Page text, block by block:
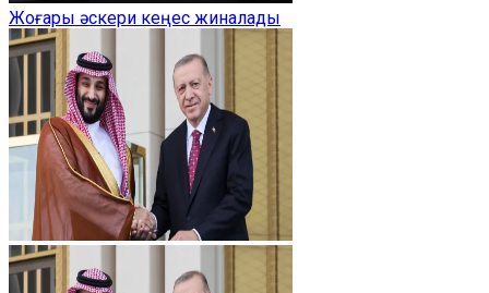
Жоғары әскери кеңес жиналады